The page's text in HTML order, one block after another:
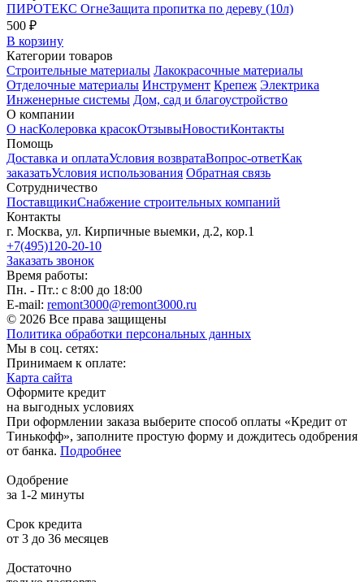
ПИРОТЕКС ОгнеЗащита пропитка по дереву (10л)
500 ₽
В корзину
Категории товаров
Строительные материалы Лакокрасочные материалы
Отделочные материалы Инструмент Крепеж Электрика
Инженерные системы Дом, сад и благоустройство
О компании
О насКолеровка красокОтзывыНовостиКонтакты
Помощь
Доставка и оплатаУсловия возвратаВопрос-ответКак
заказатьУсловия использования Обратная связь
Сотрудничество
ПоставщикиСнабжение строительных компаний
Контакты
г. Москва, ул. Кирпичные выемки, д.2, кор.1
+7(495)120-20-10
Заказать звонок
Время работы:
Пн. - Пт.: с 8:00 до 18:00
E-mail: remont3000@remont3000.ru
© 2026 Все права защищены
Политика обработки персональных данных
Мы в соц. сетях:
Принимаем к оплате:
Карта сайта
Оформите кредит
на выгодных условиях
При оформлении заказа выберите способ оплаты «Кредит от
Тинькофф», заполните простую форму и дождитесь одобрения
от банка. Подробнее
Одобрение
за 1-2 минуты
Срок кредита
от 3 до 36 месяцев
Достаточно